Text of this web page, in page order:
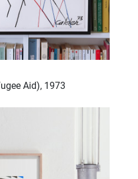
Aid), 1973